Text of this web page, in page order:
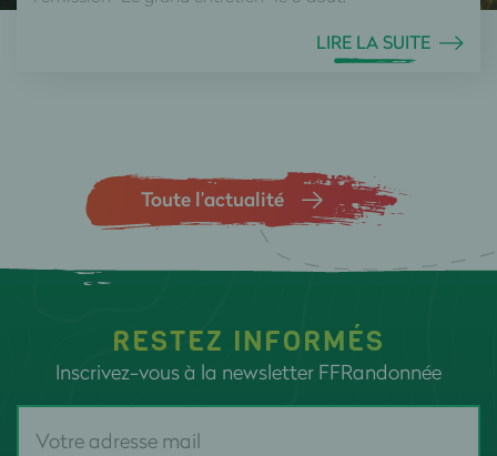
LIRE LA SUITE
Toute l’actualité
RESTEZ INFORMÉS
Inscrivez-vous à la newsletter FFRandonnée